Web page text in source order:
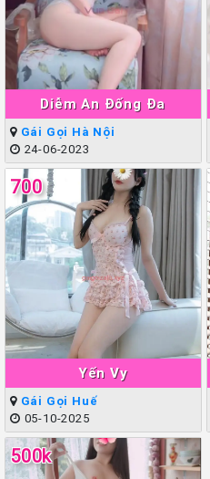
Diễm An Đống Đa
Gái Gọi Hà Nội
24-06-2023
Yến Vy
700
Gái Gọi Huế
05-10-2025
500k